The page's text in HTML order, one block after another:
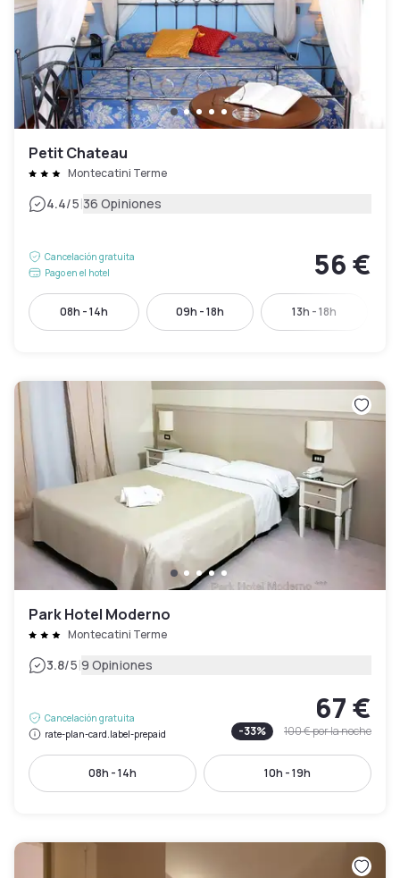
Petit Chateau
Montecatini Terme
4.4/5|36 Opiniones
Cancelación gratuita
Pago en el hotel
56 €
08h - 14h 09h - 18h 13h - 18h
Park Hotel Moderno
Montecatini Terme
3.8/5|9 Opiniones
Cancelación gratuita
rate-plan-card.label-prepaid
67 €
-33% 100 €por la noche
08h - 14h 10h - 19h